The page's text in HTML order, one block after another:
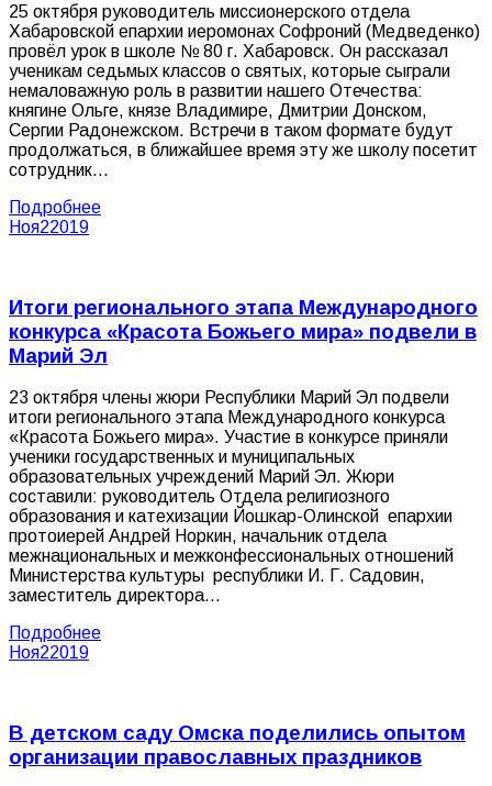
25 октября руководитель миссионерского отдела
Хабаровской епархии иеромонах Софроний (Медведенко)
провёл урок в школе № 80 г. Хабаровск. Он рассказал
ученикам седьмых классов о святых, которые сыграли
немаловажную роль в развитии нашего Отечества:
княгине Ольге, князе Владимире, Дмитрии Донском,
Сергии Радонежском. Встречи в таком формате будут
продолжаться, в ближайшее время эту же школу посетит
сотрудник…
Подробнее
Ноя22019
Итоги регионального этапа Международного
конкурса «Красота Божьего мира» подвели в
Марий Эл
23 октября члены жюри Республики Марий Эл подвели
итоги регионального этапа Международного конкурса
«Красота Божьего мира». Участие в конкурсе приняли
ученики государственных и муниципальных
образовательных учреждений Марий Эл. Жюри
составили: руководитель Отдела религиозного
образования и катехизации Йошкар-Олинской епархии
протоиерей Андрей Норкин, начальник отдела
межнациональных и межконфессиональных отношений
Министерства культуры республики И. Г. Садовин,
заместитель директора…
Подробнее
Ноя22019
В детском саду Омска поделились опытом
организации православных праздников